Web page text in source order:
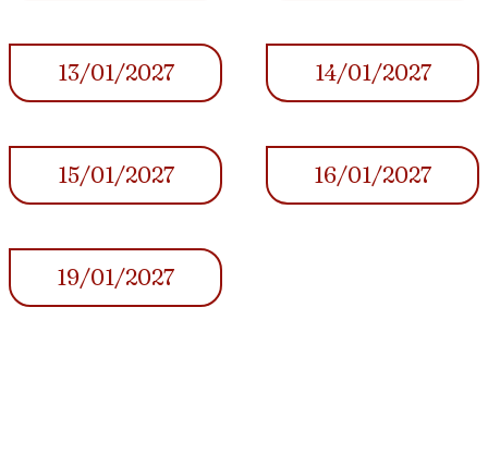
13/01/2027 14/01/2027
15/01/2027 16/01/2027
19/01/2027